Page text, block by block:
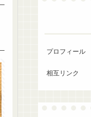
プロフィール
相互リンク